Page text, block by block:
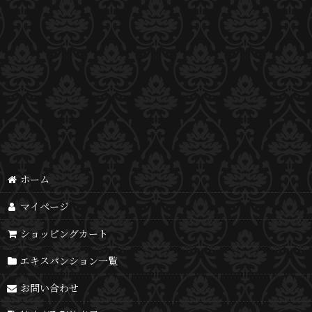
ホーム
マイページ
ショッピングカート
エキスパンション一覧
お問い合わせ